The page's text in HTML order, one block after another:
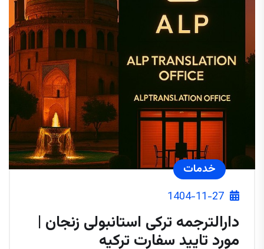
خدمات
1404-11-27
دارالترجمه ترکی استانبولی زنجان |
مورد تایید سفارت ترکیه